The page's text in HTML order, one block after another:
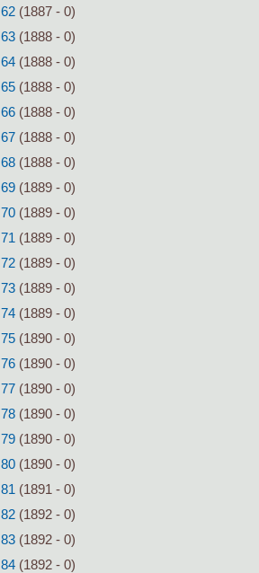
62(1887 - 0)
63(1888 - 0)
64(1888 - 0)
65(1888 - 0)
66(1888 - 0)
67(1888 - 0)
68(1888 - 0)
69(1889 - 0)
70(1889 - 0)
71 (1889 - 0)
72(1889 - 0)
73(1889 - 0)
74(1889 - 0)
75(1890 - 0)
76(1890 - 0)
77(1890 - 0)
78(1890 - 0)
79(1890 - 0)
80(1890 - 0)
81 (1891 - 0)
82(1892 - 0)
83(1892 - 0)
84(1892 - 0)